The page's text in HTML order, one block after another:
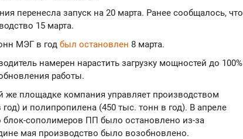
перенесла запуск на 20 марта. Ранее сообщалось, что
15 марта.
МЭГ в год был остановлен 8 марта.
намерен нарастить загрузку мощностей до 100%
работы.
же площадке компания управляет производством
и полипропилена (450 тыс. тонн в год). В апреле
блок-сополимеров ПП было остановлено из-за
мая производство было возобновлено.